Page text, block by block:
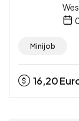
Minijob
16,20